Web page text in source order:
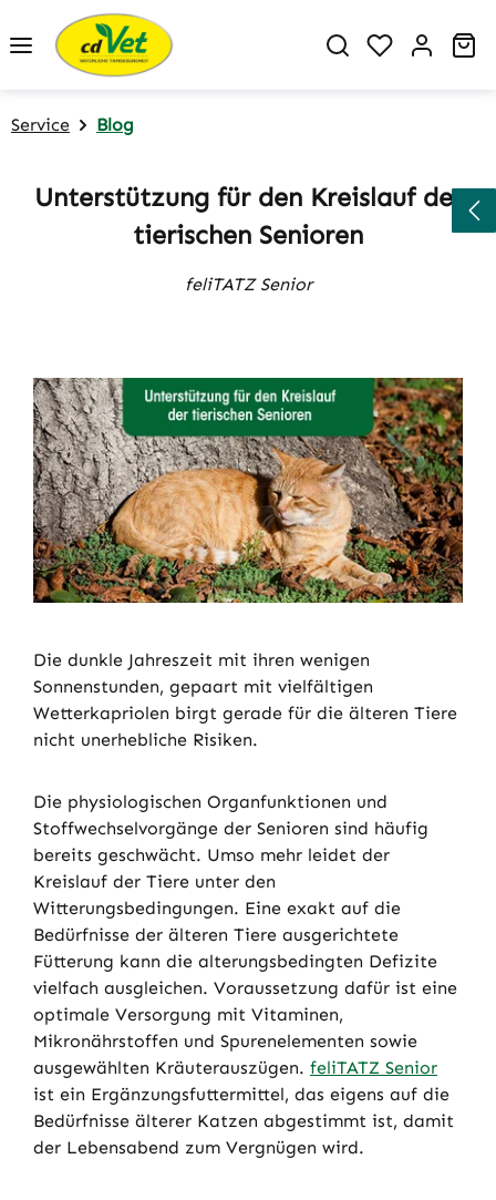
Zum Hauptinhalt springen
Du hast 0
Service Blog
Unterstützung für den Kreislauf der
tierischen Senioren
feliTATZ Senior
Die dunkle Jahreszeit mit ihren wenigen
Sonnenstunden, gepaart mit vielfältigen
Wetterkapriolen birgt gerade für die älteren Tiere
nicht unerhebliche Risiken.
Die physiologischen Organfunktionen und
Stoffwechselvorgänge der Senioren sind häufig
bereits geschwächt. Umso mehr leidet der
Kreislauf der Tiere unter den
Witterungsbedingungen. Eine exakt auf die
Bedürfnisse der älteren Tiere ausgerichtete
Fütterung kann die alterungsbedingten Defizite
vielfach ausgleichen. Voraussetzung dafür ist eine
optimale Versorgung mit Vitaminen,
Mikronährstoffen und Spurenelementen sowie
ausgewählten Kräuterauszügen. feliTATZ Senior
ist ein Ergänzungsfuttermittel, das eigens auf die
Bedürfnisse älterer Katzen abgestimmt ist, damit
der Lebensabend zum Vergnügen wird.